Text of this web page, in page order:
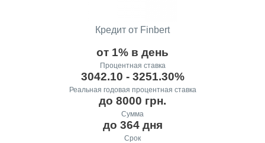
Кредит от Finbert
от 1% в день
Процентная ставка
3042.10 - 3251.30%
Реальная годовая процентная ставка
до 8000 грн.
Сумма
до 364 дня
Срок